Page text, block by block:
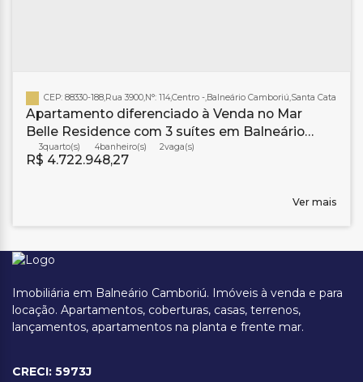
Apartamento diferenciado à Venda no Mar
Belle Residence com 3 suítes em Balneário
Camboriú
R$ 4.722.948,27
CEP: 88330-188,Rua 3900,N°: 114,Centro ,Balneário Camboriú,Santa Catarina
3 4banheiro(s) 2
Ver mais
Imobiliária em Balneário Camboriú. Imóveis à venda e para
locação. Apartamentos, coberturas, casas, terrenos,
lançamentos, apartamentos na planta e frente mar.
CRECI: 5973J